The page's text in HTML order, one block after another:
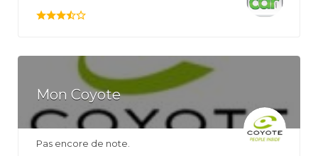
Mon Coyote
Pas encore de note.